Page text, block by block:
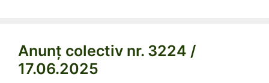
Anunț colectiv nr. 3224 /
17.06.2025